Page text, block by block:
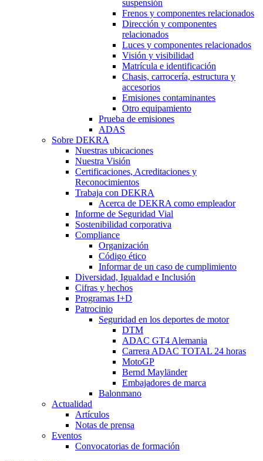
suspensión
Frenos y componentes relacionados
Dirección y componentes
relacionados
Luces y componentes relacionados
Visión y visibilidad
Matrícula e identificación
Chasis, carrocería, estructura y
accesorios
Emisiones contaminantes
Otro equipamiento
Prueba de emisiones
ADAS
Sobre DEKRA
Nuestras ubicaciones
Nuestra Visión
Certificaciones, Acreditaciones y
Reconocimientos
Trabaja con DEKRA
Acerca de DEKRA como empleador
Informe de Seguridad Vial
Sostenibilidad corporativa
Compliance
Organización
Código ético
Informar de un caso de cumplimiento
Diversidad, Igualdad e Inclusión
Cifras y hechos
Programas I+D
Patrocinio
Seguridad en los deportes de motor
DTM
ADAC GT4 Alemania
Carrera ADAC TOTAL 24 horas
MotoGP
Bernd Mayländer
Embajadores de marca
Balonmano
Actualidad
Artículos
Notas de prensa
Eventos
Convocatorias de formación